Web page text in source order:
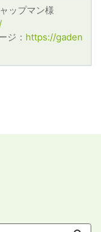
ップマン様
ジ： https://gaden